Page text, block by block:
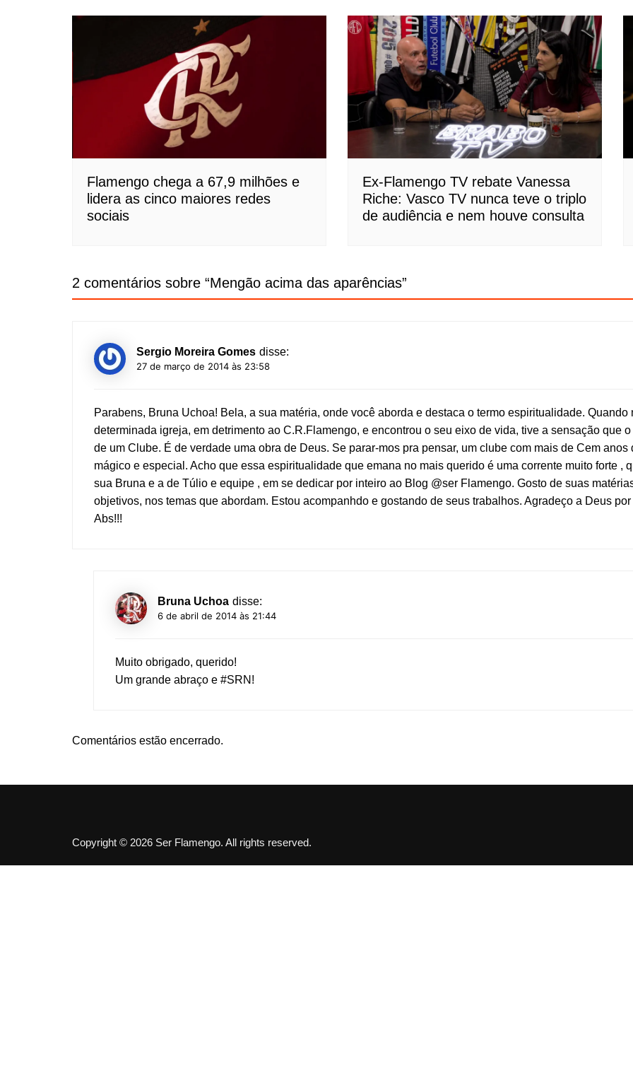
Flamengo chega a 67,9 milhões e
lidera as cinco maiores redes
sociais
Ex-Flamengo TV rebate Vanessa
Riche: Vasco TV nunca teve o triplo
de audiência e nem houve consulta
2 comentários sobre “Mengão acima das aparências”
Sergio Moreira Gomes disse:
27 de março de 2014 às 23:58
Parabens, Bruna Uchoa! Bela, a sua matéria, onde você aborda e destaca o termo espiritualidade.
determinada igreja, em detrimento ao C.R.Flamengo, e encontrou o seu eixo de vida, tive a sensação que
de um Clube. É de verdade uma obra de Deus. Se parar-mos pra pensar, um clube com mais de Cem
mágico e especial. Acho que essa espiritualidade que emana no mais querido é uma corrente muito forte ,
sua Bruna e a de Túlio e equipe , em se dedicar por inteiro ao Blog @ser Flamengo. Gosto de suas
objetivos, nos temas que abordam. Estou acompanhdo e gostando de seus trabalhos. Agradeço a Deus
Abs!!!
Bruna Uchoa disse:
6 de abril de 2014 às 21:44
Muito obrigado, querido!
Um grande abraço e #SRN!
Comentários estão encerrado.
Copyright © 2026 Ser Flamengo. All rights reserved.